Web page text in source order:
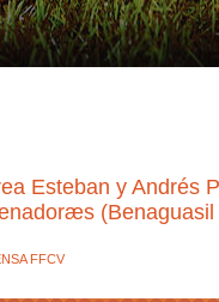
Esteban y Andrés
(Benaguasil
FFCV